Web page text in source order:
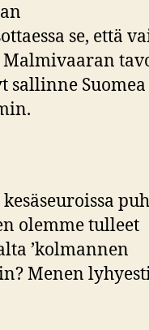
se, että
Malmivaaran
sallinne Suomea
olemme tulleet
’kolmannen
Menen